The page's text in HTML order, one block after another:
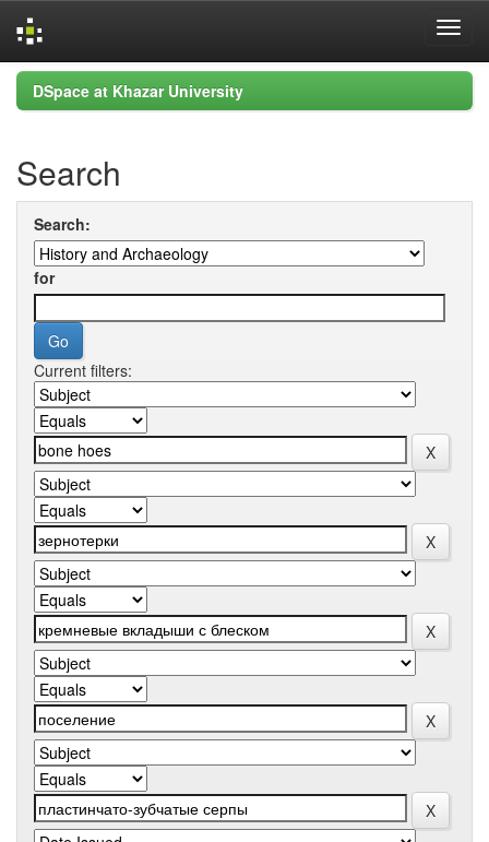
Skip
navigation
DSpace at Khazar University
Search
Search:
for
Current filters: